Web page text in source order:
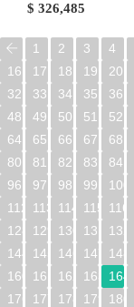
$ 326,485
1 2 3 4
16
17 18 19 20
32
33 34 35 36
48
49 50 51 52
64
65 66 67 68
80
81 82 83 84
96
97 98 99 100
112
113 114 115 116
128
129 130 131 132
144
145 146 147 148
160
161 162 163 164
176
177 178 179 180